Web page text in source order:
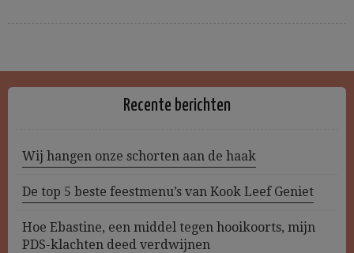
Recente berichten
Wij hangen onze schorten aan de haak
De top 5 beste feestmenu’s van Kook Leef Geniet
Hoe Ebastine, een middel tegen hooikoorts, mijn
PDS-klachten deed verdwijnen